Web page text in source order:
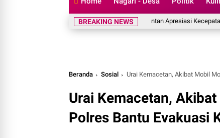
BREAKING NEWSKementan Apresiasi Kecepatan
Beranda Sosial Urai Kemacetan, Akibat Mobil
Urai Kemacetan,
Polres Bantu Evakuasi